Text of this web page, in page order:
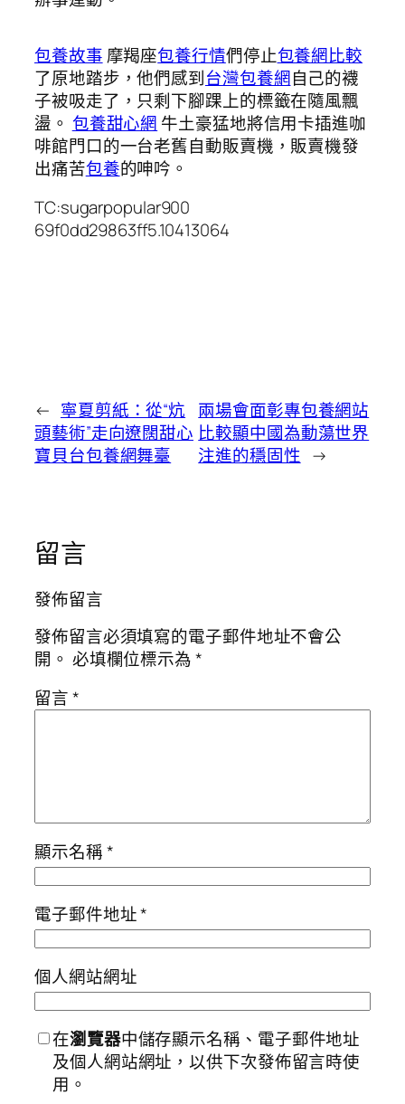
包養故事 摩羯座包養行情們停止包養網比較
了原地踏步，他們感到台灣包養網自己的襪
子被吸走了，只剩下腳踝上的標籤在隨風飄
盪。 包養甜心網 牛土豪猛地將信用卡插進咖
啡館門口的一台老舊自動販賣機，販賣機發
出痛苦包養的呻吟。
TC:sugarpopular900
69f0dd29863ff5.10413064
← 寧夏剪紙：從“炕
頭藝術”走向遼闊甜心
寶貝台包養網舞臺
兩場會面彰專包養網站
比較顯中國為動蕩世界
注進的穩固性 →
留言
發佈留言
發佈留言必須填寫的電子郵件地址不會公
開。 必填欄位標示為*
留言*
顯示名稱*
電子郵件地址*
個人網站網址
在瀏覽器中儲存顯示名稱、電子郵件地址
及個人網站網址，以供下次發佈留言時使
用。